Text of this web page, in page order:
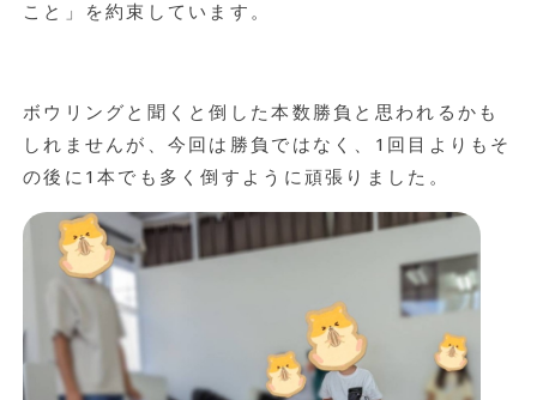
こと」を約束しています。
ボウリングと聞くと倒した本数勝負と思われるかも
しれませんが、今回は勝負ではなく、 1 回目よりもそ
の後に 1本でも多く倒すように頑張りました。